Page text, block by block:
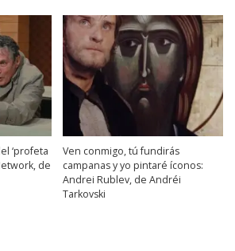
‘profeta
de
Ven conmigo, tú fundirás
campanas y yo pintaré íconos:
Andrei Rublev, de Andréi
Tarkovski